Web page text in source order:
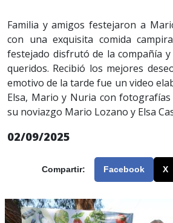
Familia y amigos festejaron a
con una exquisita comida
festejado disfrutó de la compañía
queridos. Recibió los mejores
emotivo de la tarde fue un video
Elsa, Mario y Nuria con
su noviazgo Mario Lozano y Elsa
02/09/2025
Compartir: Facebook X